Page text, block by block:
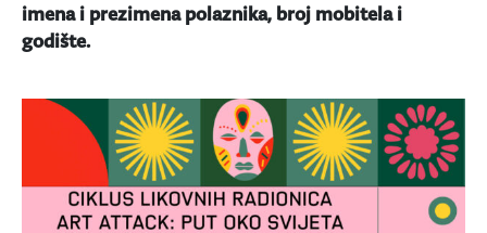
imena i prezimena polaznika, broj mobitela i
godište.